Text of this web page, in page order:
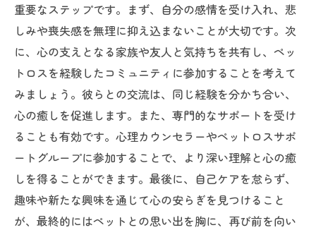
悲しみを越えて得る内面的な強さ
日々の小さな喜びを見つける力
ペットとの思い出が教えてくれること
成長した自分を認識するための時間
新しい関係性を築くためのヒント
心の成長がもたらす日常の豊かさ
ペットロスからの回復と心の変化を考える
心の回復に向けた第一歩
ペットとの思い出を心の支えに
重要なステップです。まず、自分の感情を受け入れ、悲
しみや喪失感を無理に抑え込まないことが大切です。次
に、心の支えとなる家族や友人と気持ちを共有し、ペッ
トロスを経験したコミュニティに参加することを考えて
みましょう。彼らとの交流は、同じ経験を分かち合い、
心の癒しを促進します。また、専門的なサポートを受け
ることも有効です。心理カウンセラーやペットロスサポ
ートグループに参加することで、より深い理解と心の癒
しを得ることができます。最後に、自己ケアを怠らず、
趣味や新たな興味を通じて心の安らぎを見つけること
が、最終的にはペットとの思い出を胸に、再び前を向い